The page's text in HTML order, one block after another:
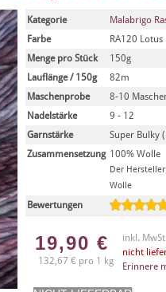
Kategorie
Malabrigo
Farbe
RA120 Lotus
Menge pro Stück
150g
Lauflänge / 150g
82m
Maschenprobe
8-10
Nadelstärke
9 - 12
Garnstärke
Super Bulky
Zusammensetzung 100% Wolle
Der
Wolle
Bewertungen
19,90 €
132,67 € pro 1 kg
inkl. MwSt
nicht
Erinnere